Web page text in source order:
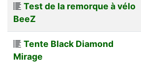
Test de la remorque à vélo
BeeZ
Tente Black Diamond
Mirage